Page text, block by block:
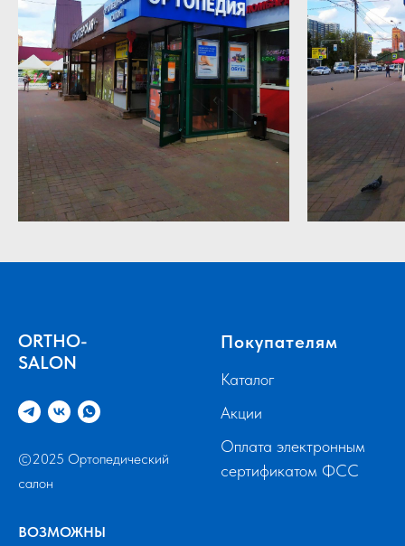
ORTHO-
SALON
©2025 Ортопедический
салон
ВОЗМОЖНЫ
Покупателям
Каталог
Акции
Оплата электронным
сертификатом ФСС